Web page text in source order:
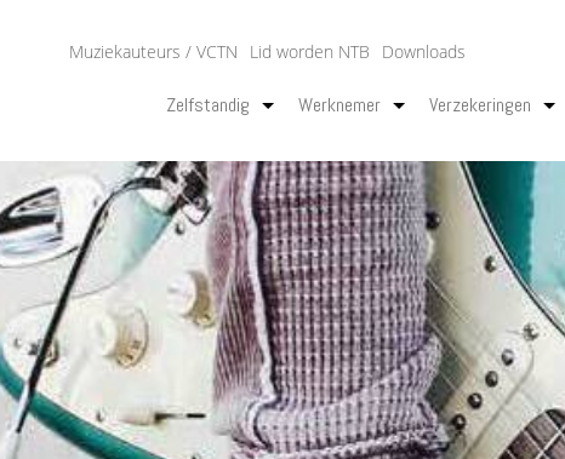
Downloads
Lid worden NTB
Muziekauteurs / VCTN
Zelfstandig Werknemer Verzekeringen